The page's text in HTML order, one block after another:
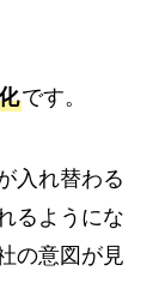
です。
入れ替わる
るようにな
の意図が見